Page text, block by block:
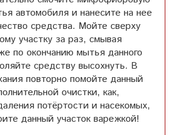
автомобиля и нанесите на нее
средства. Мойте сверху
участку за раз, смывая
по окончанию мытья данного
средству высохнуть. В
повторно помойте данный
очистки, как,
потёртости и насекомых,
данный участок варежкой!